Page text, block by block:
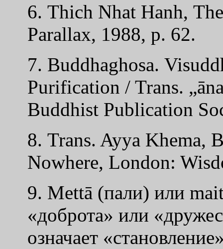
6. Thich Nhat Hanh,
Parallax, 1988, p. 62.
7. Buddhaghosa.
Purification / Trans.
Buddhist Publication
8. Trans. Ayya Khema,
Nowhere, London:
9. Mettā (пали) или
«доброта» или
означает